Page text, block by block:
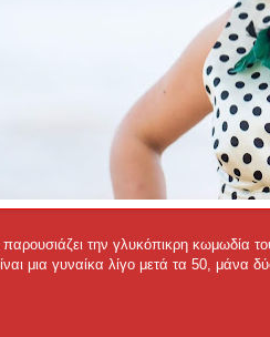
την γλυκόπικρη κωμωδία
μια γυναίκα λίγο μετά τα 50, μάνα